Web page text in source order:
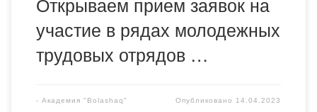
участие в рядах молодежных
трудовых отрядов …
- Академия "Bolashaq" Опубликовано 14.04.2023